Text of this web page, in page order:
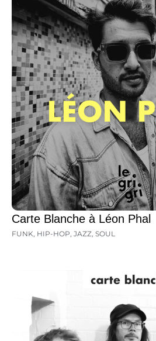
Carte Blanche à Léon Phal
FUNK, HIP-HOP, JAZZ, SOUL